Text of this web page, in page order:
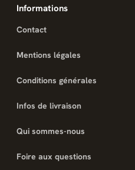
Informations
Contact
Mentions légales
Conditions générales
Infos de livraison
Qui sommes-nous
Foire aux questions